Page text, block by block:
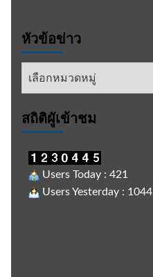
หัวข้อข่าว
หัวข้อ
สถิติผูัเข้าชม
Users Today : 421
Users Yesterday : 1044